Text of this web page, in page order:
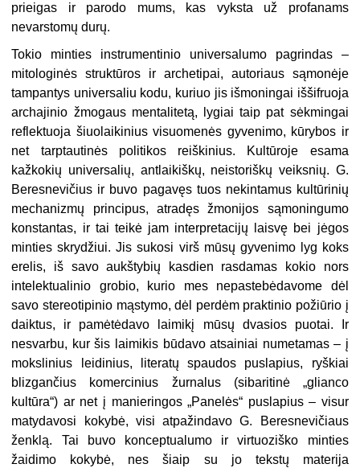
prieigas ir parodo mums, kas vyksta už profanams
nevarstomų durų.
Tokio minties instrumentinio universalumo pagrindas –
mitologinės struktūros ir archetipai, autoriaus sąmonėje
tampantys universaliu kodu, kuriuo jis išmoningai iššifruoja
archajinio žmogaus mentalitetą, lygiai taip pat sėkmingai
reflektuoja šiuolaikinius visuomenės gyvenimo, kūrybos ir
net tarptautinės politikos reiškinius. Kultūroje esama
kažkokių universalių, antlaikiškų, neistoriškų veiksnių. G.
Beresnevičius ir buvo pagavęs tuos nekintamus kultūrinių
mechanizmų principus, atradęs žmonijos sąmoningumo
konstantas, ir tai teikė jam interpretacijų laisvę bei jėgos
minties skrydžiui. Jis sukosi virš mūsų gyvenimo lyg koks
erelis, iš savo aukštybių kasdien rasdamas kokio nors
intelektualinio grobio, kurio mes nepastebėdavome dėl
savo stereotipinio mąstymo, dėl perdėm praktinio požiūrio į
daiktus, ir pamėtėdavo laimikį mūsų dvasios puotai. Ir
nesvarbu, kur šis laimikis būdavo atsainiai numetamas – į
mokslinius leidinius, literatų spaudos puslapius, ryškiai
blizgančius komercinius žurnalus (sibaritinė „glianco
kultūra“) ar net į manieringos „Panelės“ puslapius – visur
matydavosi kokybė, visi atpažindavo G. Beresnevičiaus
ženklą. Tai buvo konceptualumo ir virtuoziško minties
žaidimo kokybė, nes šiaip su jo tekstų materija